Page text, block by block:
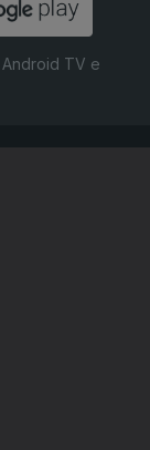
TV e